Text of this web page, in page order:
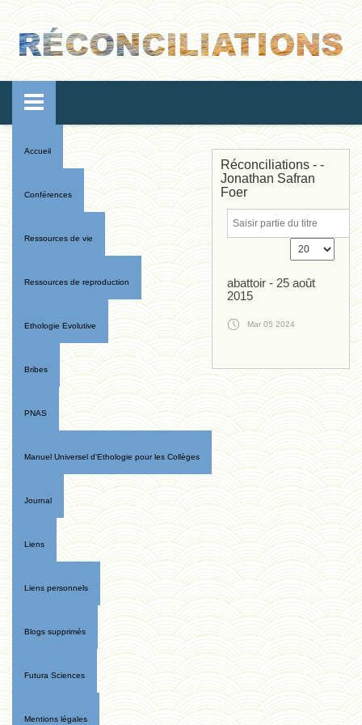
Accueil
Conférences
Ressources de vie
Ressources de reproduction
Ethologie Evolutive
Bribes
PNAS
Manuel Universel d'Ethologie pour les Collèges
Journal
Liens
Liens personnels
Blogs supprimés
Futura Sciences
Mentions légales
Réconciliations - -
Jonathan Safran
Foer
abattoir - 25 août
2015
Mar 05 2024